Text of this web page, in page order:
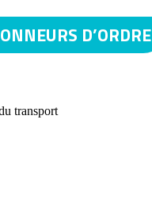
D’ORDRE
transport